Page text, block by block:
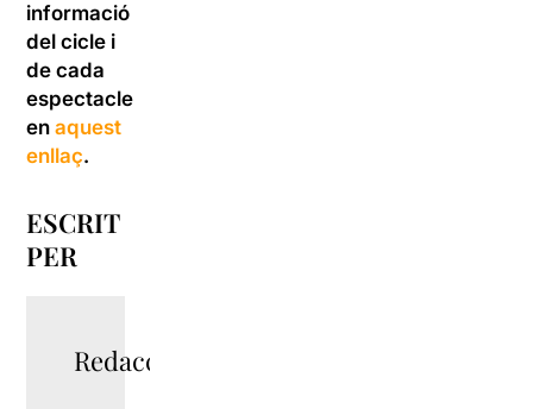
informació
del cicle i
de cada
espectacle
enaquest
enllaç.
ESCRIT
PER
Redacció